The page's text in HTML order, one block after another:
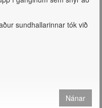
sundhallarinnar tók við
Nánar